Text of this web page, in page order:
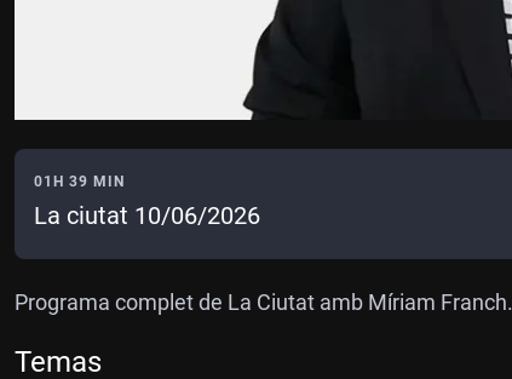
01H 39 MIN
La ciutat 10/06/2026
Programa complet de La Ciutat amb Míriam Franch.
Temas